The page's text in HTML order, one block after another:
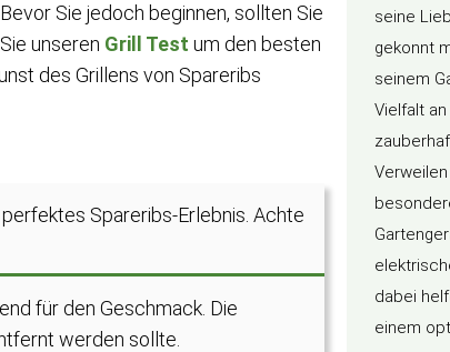
Sie jedoch beginnen, sollten Sie
unseren Grill Test um den besten
des Grillens von Spareribs
Spareribs-Erlebnis. Achte
für den Geschmack. Die
werden sollte.
seine
gekonnt
seinem
Vielfalt
dabei
einem